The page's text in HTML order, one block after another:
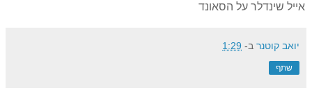
אייל שינדלר על הסאונד
יואב קוטנר ב- 1:29
שתף